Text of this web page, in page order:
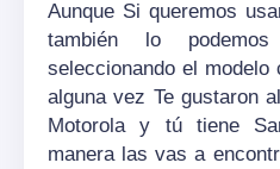
Aunque Si queremos
también lo podemos
seleccionando el
alguna vez Te gustaron
Motorola y tú tiene
manera las vas a